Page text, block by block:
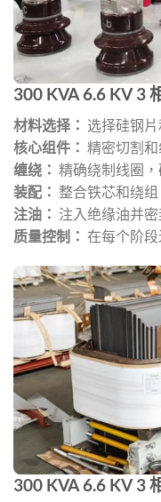
300 KVA 6.6 KV 3
材料选择： 选择硅钢
核心组件： 精密切割和
缠绕： 精确绕制线圈
装配： 整合铁芯和绕组
注油： 注入绝缘油并密
质量控制： 在每个阶
300 KVA 6.6 KV 3